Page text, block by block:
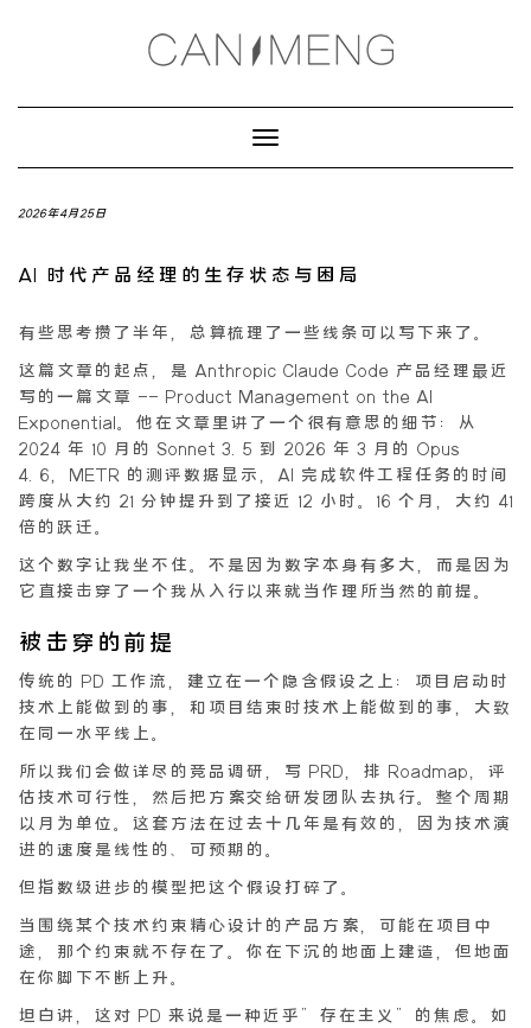
Toggle
Navigation
2026年4月25日
AI 时代产品经理的生存状态与困局
有些思考攒了半年，总算梳理了一些线条可以写下来了。
这篇文章的起点，是 Anthropic Claude Code 产品经理最近
写的一篇文章 —— Product Management on the AI
Exponential 。他在文章里讲了一个很有意思的细节：从
2024 年 10 月的 Sonnet 3.5 到 2026 年 3 月的 Opus
4.6，METR 的测评数据显示，AI 完成软件工程任务的时间
跨度从大约 21 分钟提升到了接近 12 小时。16 个月，大约 41
倍的跃迁。
这个数字让我坐不住。不是因为数字本身有多大，而是因为
它直接击穿了一个我从入行以来就当作理所当然的前提。
被击穿的前提
传统的 PD 工作流，建立在一个隐含假设之上：项目启动时
技术上能做到的事，和项目结束时技术上能做到的事，大致
在同一水平线上。
所以我们会做详尽的竞品调研，写 PRD，排 Roadmap，评
估技术可行性，然后把方案交给研发团队去执行。整个周期
以月为单位。这套方法在过去十几年是有效的，因为技术演
进的速度是线性的、可预期的。
但指数级进步的模型把这个假设打碎了。
当围绕某个技术约束精心设计的产品方案，可能在项目中
途，那个约束就不存在了。你在下沉的地面上建造，但地面
在你脚下不断上升。
坦白讲，这对 PD 来说是一种近乎”存在主义”的焦虑。如